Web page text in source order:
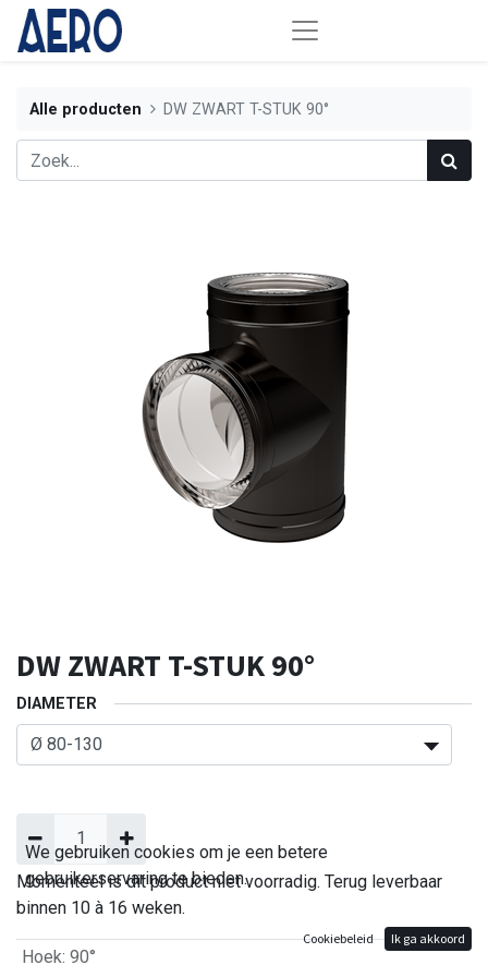
Alle producten DW ZWART T-STUK 90°
DW ZWART T-STUK 90°
DIAMETER
Momenteel is dit product niet voorradig. Terug leverbaar
binnen 10 à 16 weken.
Hoek: 90°
We gebruiken cookies om je een betere
gebruikerservaring te bieden.
Cookiebeleid Ik ga akkoord